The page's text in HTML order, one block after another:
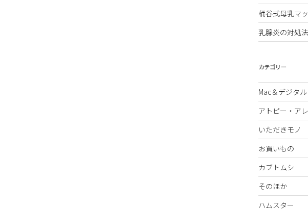
桶谷式母乳マ
乳腺炎の対処法
カテゴリー
Mac＆デジタル
アトピー・ア
いただきモノ
お買いもの
カブトムシ
そのほか
ハムスター